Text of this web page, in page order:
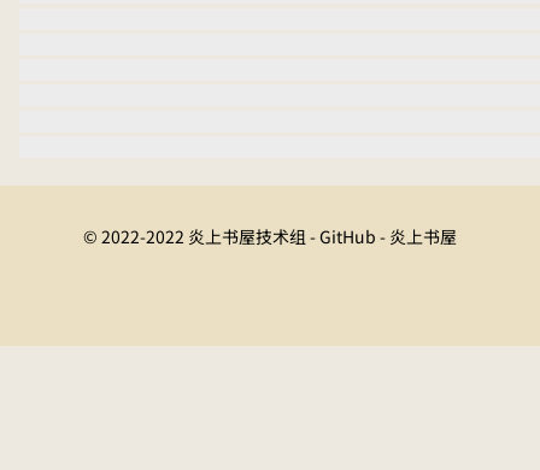
© 2022-2022 炎上书屋技术组 - GitHub - 炎上书屋